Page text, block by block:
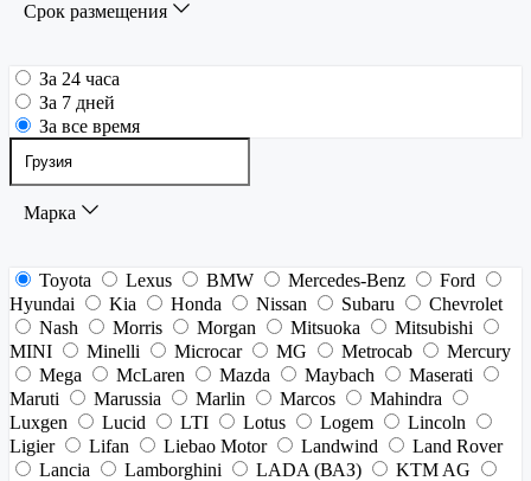
Срок размещения
За 24 часа
За 7 дней
За все время
Марка
Toyota Lexus BMW Mercedes-Benz
Ford
Hyundai
Kia Honda Nissan Subaru
Chevrolet
Nash
Morris Morgan Mitsuoka
Mitsubishi
MINI
Minelli Microcar MG Metrocab
Mercury
Mega
McLaren Mazda Maybach
Maserati
Maruti
Marussia Marlin Marcos
Mahindra
Luxgen
Lucid LTI Lotus Logem
Lincoln
Ligier
Lifan Liebao Motor Landwind
Land Rover
Lancia
Lamborghini LADA (ВАЗ)
KTM AG